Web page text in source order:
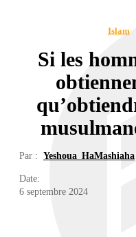
Islam
Si les
Par : Yeshoua_HaMashiaha
Date:
6 septembre 2024